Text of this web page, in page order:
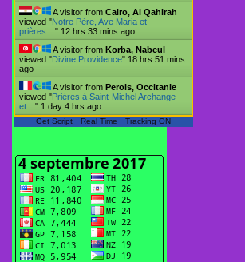
A visitor from Cairo, Al Qahirah
viewed "Notre Père, Ave Maria et
prières… " 12 hrs 33 mins ago
A visitor from Korba, Nabeul
viewed "Divine Providence" 18 hrs 51 mins
ago
A visitor from Perols, Occitanie
viewed "Prières à Saint-Michel Archange
et… " 1 day 4 hrs ago
Get Script Real Time Tracking ON